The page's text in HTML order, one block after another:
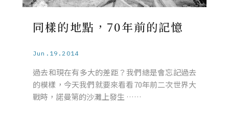
同樣的地點，70年前的記憶
Jun.19.2014
過去和現在有多大的差距？我們總是會忘記過去
的模樣，今天我們就要來看看70年前二次世界大
戰時，諾曼第的沙灘上發生 ……